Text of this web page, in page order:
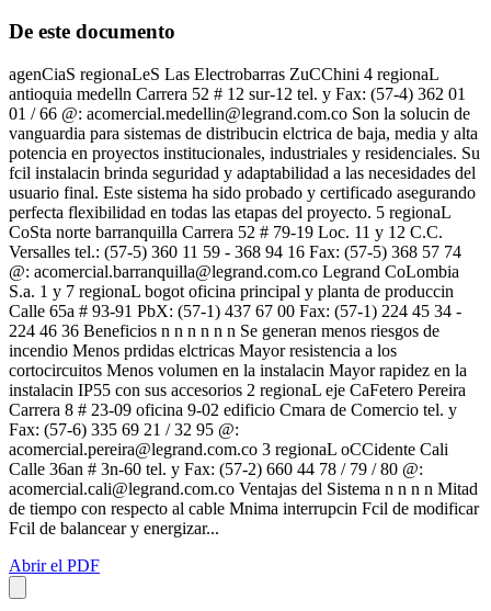
De este documento
agenCiaS regionaLeS Las Electrobarras ZuCChini 4 regionaL
antioquia medelln Carrera 52 # 12 sur-12 tel. y Fax: (57-4) 362 01
01 / 66 @: acomercial.medellin@legrand.com.co Son la solucin de
vanguardia para sistemas de distribucin elctrica de baja, media y alta
potencia en proyectos institucionales, industriales y residenciales. Su
fcil instalacin brinda seguridad y adaptabilidad a las necesidades del
usuario final. Este sistema ha sido probado y certificado asegurando
perfecta flexibilidad en todas las etapas del proyecto. 5 regionaL
CoSta norte barranquilla Carrera 52 # 79-19 Loc. 11 y 12 C.C.
Versalles tel.: (57-5) 360 11 59 - 368 94 16 Fax: (57-5) 368 57 74
@: acomercial.barranquilla@legrand.com.co Legrand CoLombia
S.a. 1 y 7 regionaL bogot oficina principal y planta de produccin
Calle 65a # 93-91 PbX: (57-1) 437 67 00 Fax: (57-1) 224 45 34 -
224 46 36 Beneficios n n n n n n Se generan menos riesgos de
incendio Menos prdidas elctricas Mayor resistencia a los
cortocircuitos Menos volumen en la instalacin Mayor rapidez en la
instalacin IP55 con sus accesorios 2 regionaL eje CaFetero Pereira
Carrera 8 # 23-09 oficina 9-02 edificio Cmara de Comercio tel. y
Fax: (57-6) 335 69 21 / 32 95 @:
acomercial.pereira@legrand.com.co 3 regionaL oCCidente Cali
Calle 36an # 3n-60 tel. y Fax: (57-2) 660 44 78 / 79 / 80 @:
acomercial.cali@legrand.com.co Ventajas del Sistema n n n n Mitad
de tiempo con respecto al cable Mnima interrupcin Fcil de modificar
Fcil de balancear y energizar...
Abrir el PDF